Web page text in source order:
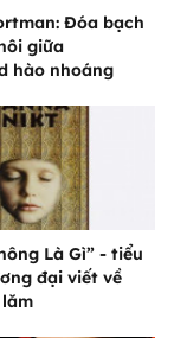
Đóa bạch
giữa
hào nhoáng
Là Gì” - tiểu
đại viết về